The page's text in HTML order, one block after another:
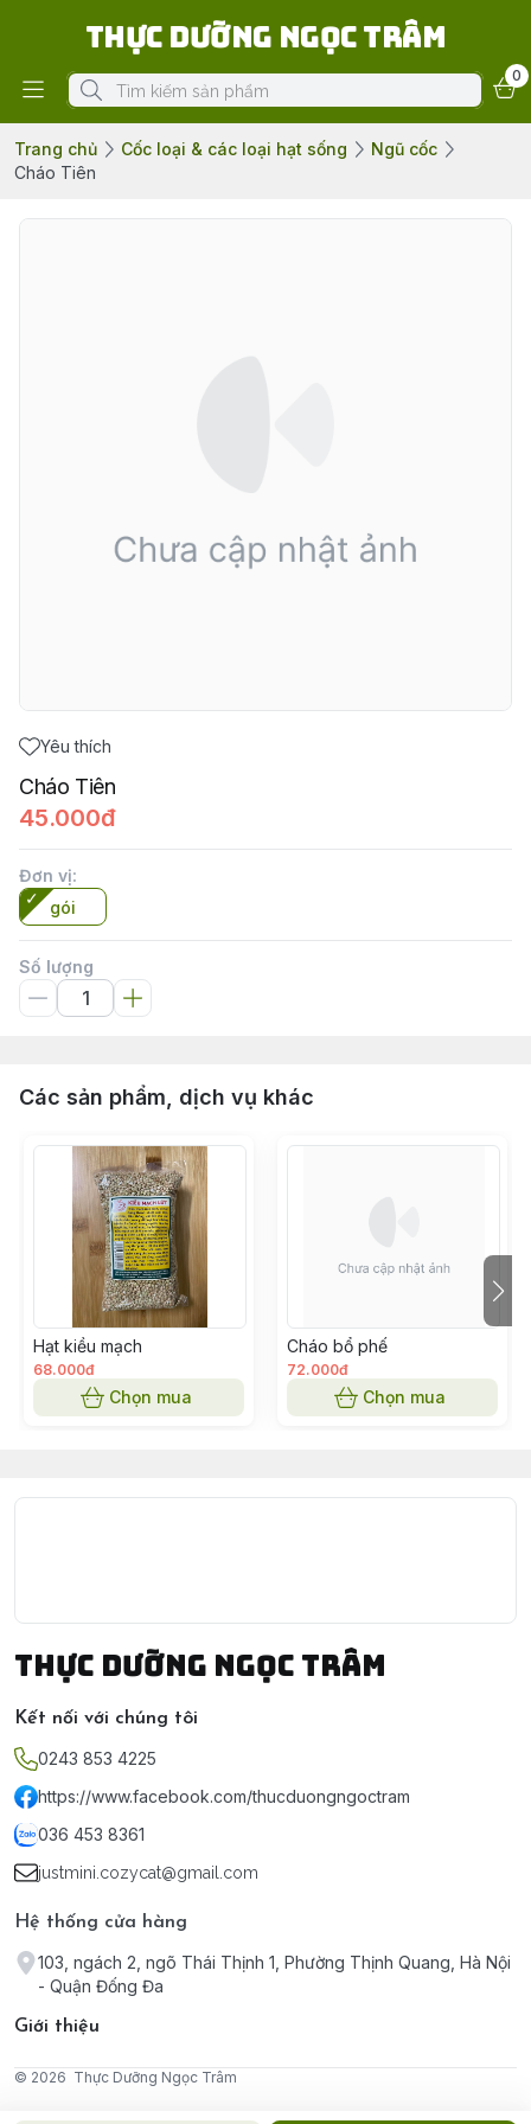
Thực Dưỡng Ngọc Trâm
0
Trang chủ Cốc loại & các loại hạt sống
Ngũ cốc
Cháo Tiên
Yêu thích
Cháo Tiên
45.000đ
Đơn vị:
gói
Số lượng
Các sản phẩm, dịch vụ khác
Hạt kiều mạch
68.000đ
Chọn mua
Cháo bổ phế
72.000đ
Chọn mua
Thực Dưỡng Ngọc Trâm
Kết nối với chúng tôi
0243 853 4225
https://www.facebook.com/thucduongngoctram
036 453 8361
justmini.cozycat@gmail.com
Hệ thống cửa hàng
103, ngách 2, ngõ Thái Thịnh 1, Phường Thịnh Quang, Hà Nội
- Quận Đống Đa
Giới thiệu
© 2026 Thực Dưỡng Ngọc Trâm